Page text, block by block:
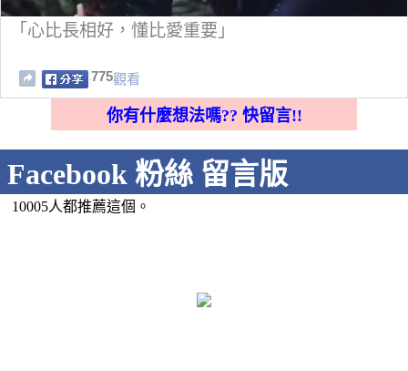
「心比長相好，懂比愛重要」
775觀看
你有什麼想法嗎?? 快留言!!
Facebook 粉絲 留言版
10005人都推薦這個。